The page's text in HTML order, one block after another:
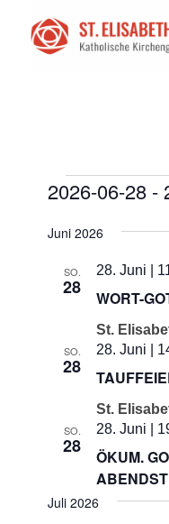
2026-06-28 -
wählen.
Juni 2026
SO.
28 WORT-
28. Juni |
St.
SO.
28
28. Juni |
St.
SO.
28
ÖKUM.
28. Juni |
Juli 2026